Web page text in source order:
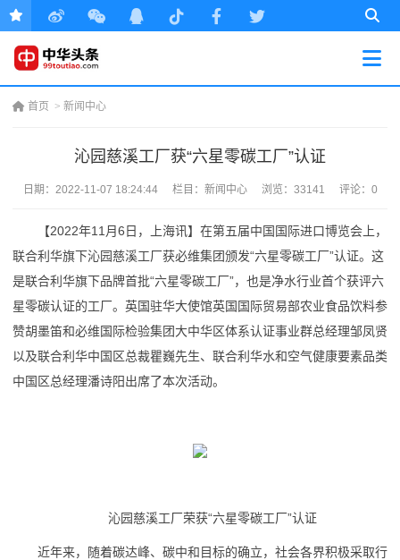
首页 > 新闻中心
沁园慈溪工厂获“六星零碳工厂”认证
日期： 2022-11-07 18:24:44 栏目： 新闻中心 浏览：33141 评论：0
【2022年11月6日，上海讯】在第五届中国国际进口博览会上，
联合利华旗下沁园慈溪工厂获必维集团颁发“六星零碳工厂”认证。这
是联合利华旗下品牌首批“六星零碳工厂”，也是净水行业首个获评六
星零碳认证的工厂。英国驻华大使馆英国国际贸易部农业食品饮料参
赞胡墨笛和必维国际检验集团大中华区体系认证事业群总经理邹凤贤
以及联合利华中国区总裁瞿巍先生、联合利华水和空气健康要素品类
中国区总经理潘诗阳出席了本次活动。
沁园慈溪工厂荣获“六星零碳工厂”认证
近年来，随着碳达峰、碳中和目标的确立，社会各界积极采取行